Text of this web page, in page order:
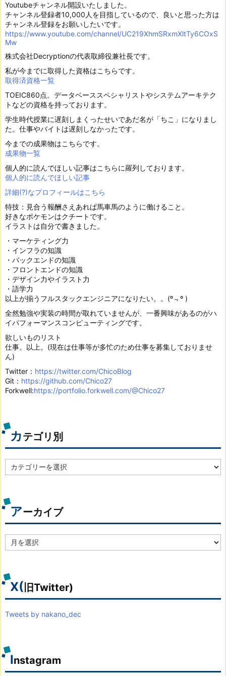
Youtubeチャンネル開設いたしました。
チャンネル登録者10,000人を目指しているので、良いと思った方は
チャンネル登録をお願いしたいです。
https://www.youtube.com/channel/UC219XhmSRxmXltTy6COxS
Mw
株式会社Decryptionの代表取締役兼社長です。
私が今までに取得した資格はこちらです。
取得済資格一覧
TOEIC860点。データベーススペシャリストやシステムアーキテク
トなどの資格を持っております。
学生時代授業に遅刻しまくったせいであだ名が「ちこ」になりまし
た。仕事やバイトは遅刻しなかったです。
今までの成果物はこちらです。
成果物一覧
個人的に読んでほしい記事はこちらに羅列しております。
個人的に読んでほしい記事
詳細(?)なプロフィールはこちら
特技：見合う報酬さえあれば馬車馬のように働けること。
好きなポケモンはクチートです。
イラストは自分で書きました。
・マーケティング力
・インフラの知識
・バックエンドの知識
・フロントエンドの知識
・デザイン力やイラスト力
・語学力
以上が揃うフルスタックエンジニアになりたい。。(º﹃º )
全然勉強や実装の時間が取れていませんが、一番興味があるのがハ
イパフォーマンスコンピューティングです。
欲しいものリスト
仕事。以上。(現在は仕事等が多忙のため仕事を募集しておりませ
ん)
Twitter： https://twitter.com/ChicoBlog
Git： https://github.com/Chico27
Forkwell:https://portfolio.forkwell.com/@Chico27
カテゴリ別
テ
別
アーカイブ
ー
ブ
X( 旧Twitter)
Tweets by nakano_dec
Instagram